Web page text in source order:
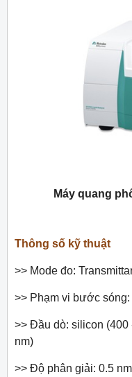
Máy quang
Thông số kỹ thuật
>> Mode đo:
>> Phạm vi bước
>> Đầu dò: silicon (400
nm)
>> Độ phân giải: 0.5 nm